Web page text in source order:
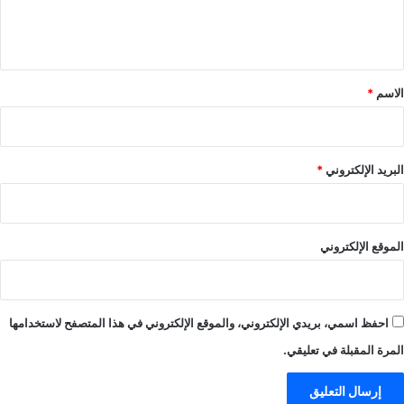
*
الاسم *
البريد الإلكتروني*
الموقع الإلكتروني
احفظ اسمي، بريدي الإلكتروني، والموقع الإلكتروني في هذا المتصفح لاستخدامها
المرة المقبلة في تعليقي.